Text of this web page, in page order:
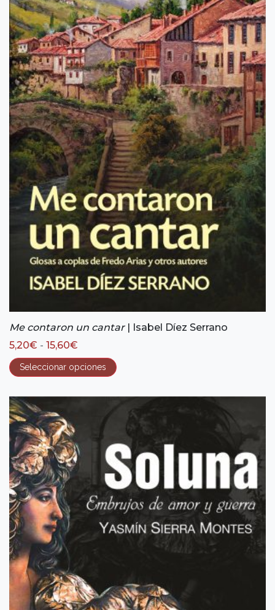
Me contaron un cantar| Isabel Díez Serrano
5,20€ - 15,60€
precios:
desde
Seleccionar opciones